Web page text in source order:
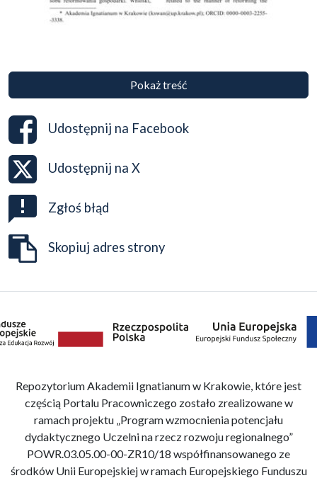
Pokaż treść
Udostępnij na Facebook
Udostępnij na X
Zgłoś błąd
Skopiuj adres strony
Repozytorium Akademii Ignatianum w Krakowie, które jest
częścią Portalu Pracowniczego zostało zrealizowane w
ramach projektu „Program wzmocnienia potencjału
dydaktycznego Uczelni na rzecz rozwoju regionalnego”
POWR.03.05.00-00-ZR10/18 współfinansowanego ze
środków Unii Europejskiej w ramach Europejskiego Funduszu